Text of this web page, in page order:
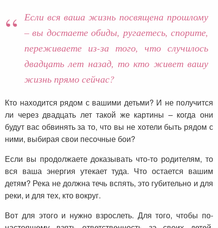
Если вся ваша жизнь посвящена прошлому
– вы достаете обиды, ругаетесь, спорите,
переживаете из-за того, что случилось
двадцать лет назад, то кто живет вашу
жизнь прямо сейчас?
Кто находится рядом с вашими детьми? И не получится
ли через двадцать лет такой же картины – когда они
будут вас обвинять за то, что вы не хотели быть рядом с
ними, выбирая свои песочные бои?
Если вы продолжаете доказывать что-то родителям, то
вся ваша энергия утекает туда. Что остается вашим
детям? Река не должна течь вспять, это губительно и для
реки, и для тех, кто вокруг.
Вот для этого и нужно взрослеть. Для того, чтобы по-